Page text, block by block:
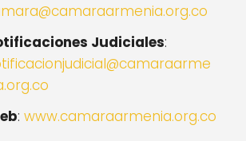
Judiciales:
: www.camaraarmenia.org.co